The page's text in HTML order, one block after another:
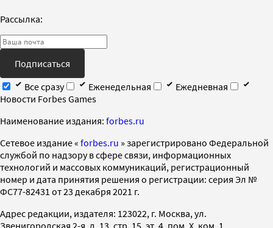
Рассылка:
Подписаться
Все сразу
Еженедельная
Ежедневная
Новости Forbes Games
Наименование издания: forbes.ru
Cетевое издание « forbes.ru » зарегистрировано Федеральной
службой по надзору в сфере связи, информационных
технологий и массовых коммуникаций, регистрационный
номер и дата принятия решения о регистрации: серия Эл №
ФС77-82431 от 23 декабря 2021 г.
Адрес редакции, издателя: 123022, г. Москва, ул.